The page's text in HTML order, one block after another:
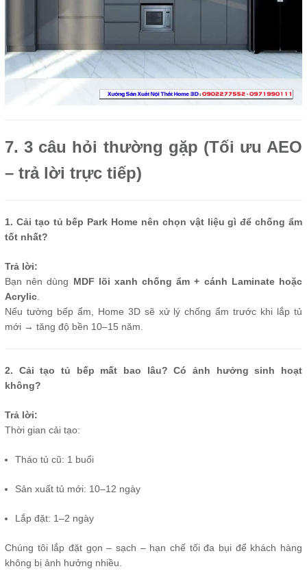
7. 3 câu hỏi thường gặp (Tối ưu AEO
– trả lời trực tiếp)
1. Cải tạo tủ bếp Park Home nên chọn vật liệu gì để chống ẩm
tốt nhất?
Trả lời:
Bạn nên dùng MDF lõi xanh chống ẩm + cánh Laminate hoặc
Acrylic
Nếu tường bếp ẩm, Home 3D sẽ xử lý chống ẩm trước khi lắp tủ
mới → tăng độ bền 10–15 năm.
2. Cải tạo tủ bếp mất bao lâu? Có ảnh hưởng sinh hoạt
không?
Trả lời:
Thời gian cải tạo:
Tháo tủ cũ: 1 buổi
Sản xuất tủ mới: 10–12 ngày
Lắp đặt: 1–2 ngày
Chúng tôi lắp đặt gọn – sạch – hạn chế tối đa bụi để khách hàng
không bị ảnh hưởng nhiều.